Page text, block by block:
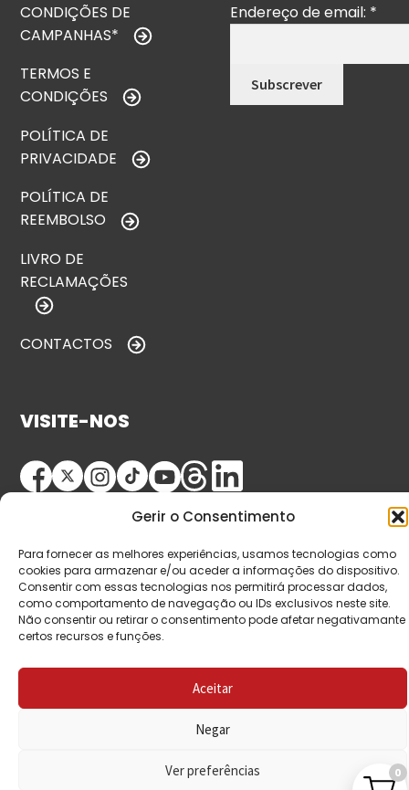
Gerir o Consentimento
Para fornecer as melhores experiências, usamos tecnologias como
cookies para armazenar e/ou aceder a informações do dispositivo.
Consentir com essas tecnologias nos permitirá processar dados,
como comportamento de navegação ou IDs exclusivos neste site.
Não consentir ou retirar o consentimento pode afetar negativamante
certos recursos e funções.
Aceitar
Negar
Ver preferências
CONDIÇÕES DE
CAMPANHAS*
TERMOS E
CONDIÇÕES
POLÍTICA DE
PRIVACIDADE
POLÍTICA DE
REEMBOLSO
LIVRO DE
RECLAMAÇÕES
CONTACTOS
Endereço de email: *
VISITE-NOS
© Copyright 2026 Saída de Emergência. Todos os
direitos reservados.
0